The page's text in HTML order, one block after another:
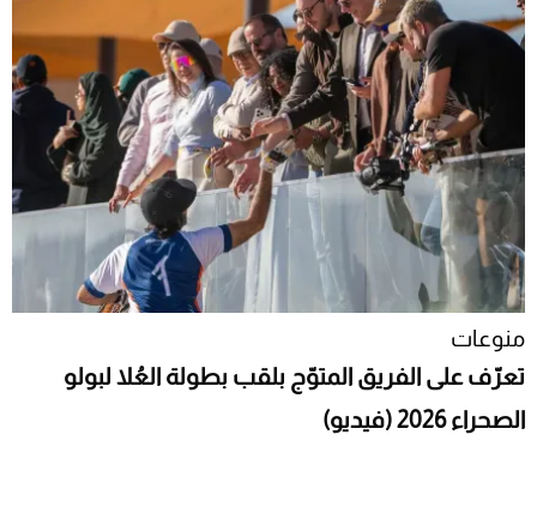
منوعات
تعرّف على الفريق المتوّج بلقب بطولة العُلا لبولو
الصحراء 2026 (فيديو)